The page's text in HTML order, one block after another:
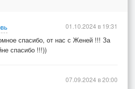
спасибо, от нас с Женей !!! За
спасибо !!!))
01.10.2024 в 19:31
07.09.2024 в 20:00